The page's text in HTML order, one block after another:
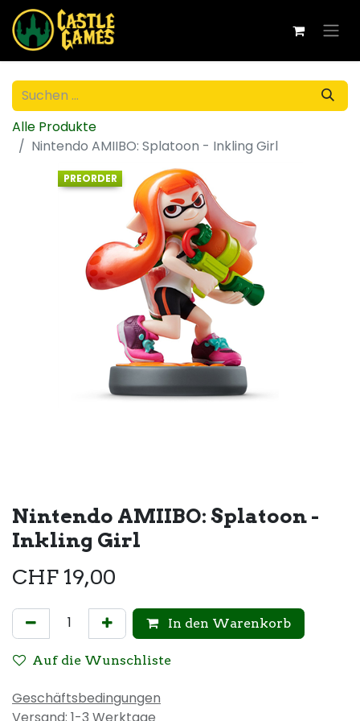
Alle Produkte
Nintendo AMIIBO: Splatoon - Inkling Girl
PREORDER
Nintendo AMIIBO: Splatoon -
Inkling Girl
CHF 19,00
In den Warenkorb
Auf die Wunschliste
Geschäftsbedingungen